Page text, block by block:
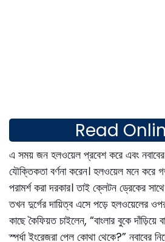
Read
এ সময় জন হলওয়েল প্রবেশ করে এবং নবাবের
যৌক্তিকতা বর্ণনা করেন। হলওয়েল মনে করে
পরামর্শ করা দরকার। তাই ক্লেটন ড্রেকের
তখন দুর্গের দায়িত্ব এসে পড়ে হলওয়েলের
কাছে কৈফিয়ত চাইলেন, “বাংলার বুকে দাঁড়িয়ে
স্পর্ধা ইংরেজরা পেল কোথা থেকে?” নবাবের